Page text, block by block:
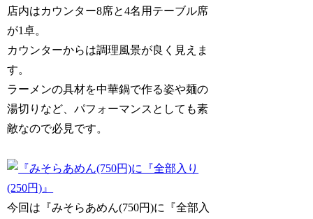
店内はカウンター8席と4名用テーブル席
が1卓。
カウンターからは調理風景が良く見えま
す。
ラーメンの具材を中華鍋で作る姿や麺の
湯切りなど、パフォーマンスとしても素
敵なので必見です。
今回は『みそらあめん(750円)に『全部入